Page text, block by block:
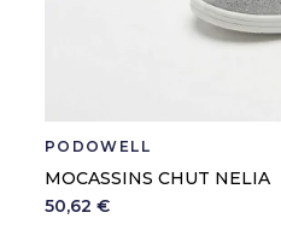
PODOWELL
MOCASSINS CHUT NELIA
50,62 €